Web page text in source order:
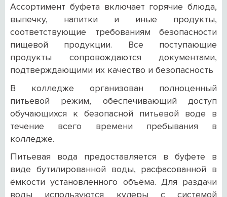
Ассортимент буфета включает горячие блюда,
выпечку, напитки и иные продукты,
соответствующие требованиям безопасности
пищевой продукции. Все поступающие
продукты сопровождаются документами,
подтверждающими их качество и безопасность
В колледже организован полноценный
питьевой режим, обеспечивающий доступ
обучающихся к безопасной питьевой воде в
течение всего времени пребывания в
колледже.
Питьевая вода предоставляется в буфете в
виде бутилированной воды, расфасованной в
ёмкости установленного объёма. Для раздачи
воды используются кулеры с системой